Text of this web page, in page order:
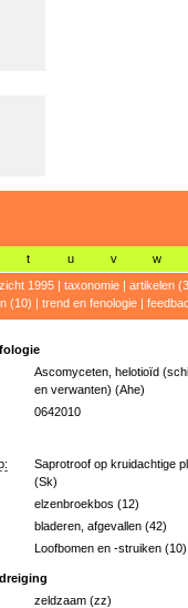
t u v w
1995| taxonomie| artikelen
(10) | trend en fenologie|
Ascomyceten, helotioïd
en verwanten) (Ahe)
0642010
Saprotroof op kruidachtige
(Sk)
elzenbroekbos (12)
bladeren, afgevallen (42)
Loofbomen en -struiken (10)
zeldzaam (zz)